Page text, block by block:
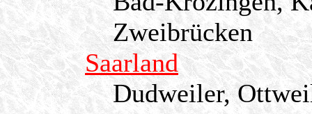
Zweibrücken
Saarland
Dudweiler,